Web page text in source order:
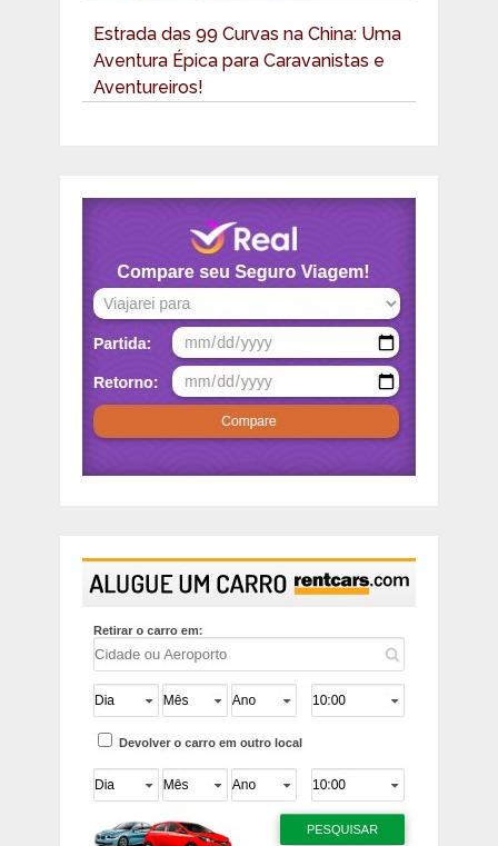
Estrada das 99 Curvas na China: Uma
Aventura Épica para Caravanistas e
Aventureiros!